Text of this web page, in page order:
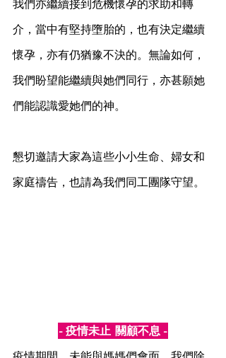
我們亦繼續接到危機懷孕的求助和轉
介，當中有堅持墮胎的，也有決定繼續
懷孕，亦有仍猶豫不決的。無論如何，
我們盼望能繼續與她們同行，亦甚願她
們能認識愛她們的神。
懇切邀請大家為這些小小生命、婦女和
家庭禱告，也請為我們同工團隊守望。
- 疫情未止  關顧不息 -